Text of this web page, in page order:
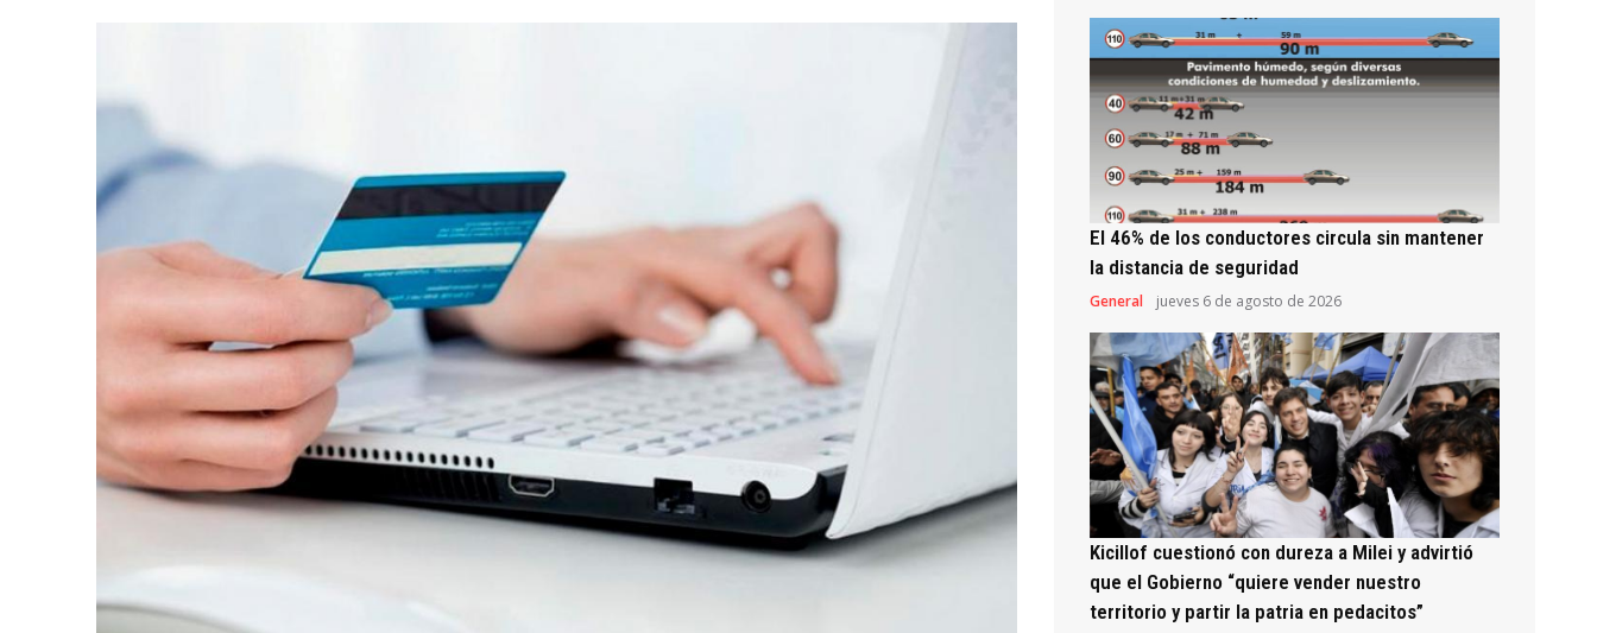
El 46% de los conductores circula sin mantener
la distancia de seguridad
General jueves 6 de agosto de 2026
Kicillof cuestionó con dureza a Milei y advirtió
que el Gobierno “quiere vender nuestro
territorio y partir la patria en pedacitos”